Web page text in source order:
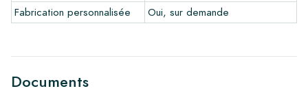
Fabrication personnalisée
Oui, sur demande
Documents